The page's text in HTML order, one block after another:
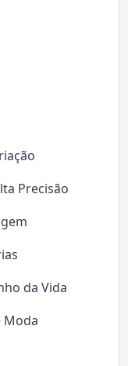
Precisão
da Vida
Moda